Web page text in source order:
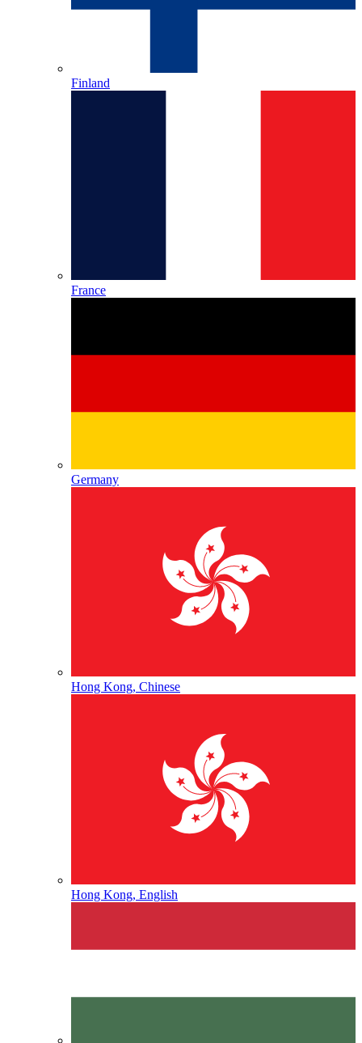
Finland
France
Germany
Hong Kong, Chinese
Hong Kong, English